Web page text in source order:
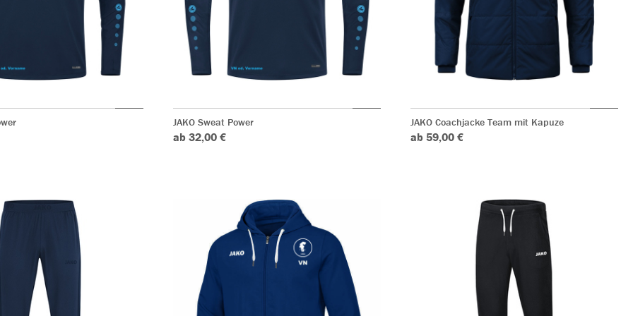
JAKO Sweat Power
ab 32,00 €
JAKO Coachjacke Team mit Kapuze
ab 59,00 €